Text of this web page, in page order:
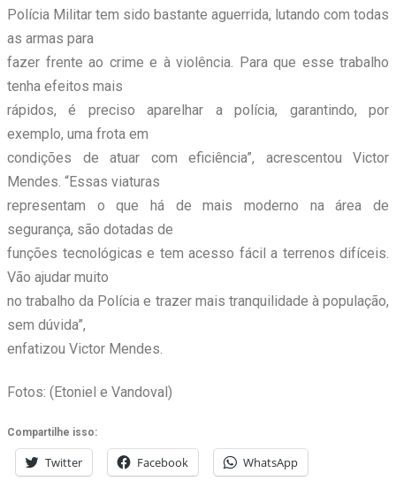
Polícia Militar tem sido bastante aguerrida, lutando com todas
as armas para
fazer frente ao crime e à violência. Para que esse trabalho
tenha efeitos mais
rápidos, é preciso aparelhar a polícia, garantindo, por
exemplo, uma frota em
condições de atuar com eficiência”, acrescentou Victor
Mendes. “Essas viaturas
representam o que há de mais moderno na área de
segurança, são dotadas de
funções tecnológicas e tem acesso fácil a terrenos difíceis.
Vão ajudar muito
no trabalho da Polícia e trazer mais tranquilidade à população,
sem dúvida”,
enfatizou Victor Mendes.
Fotos: (Etoniel e Vandoval)
Compartilhe isso:
Twitter Facebook WhatsApp